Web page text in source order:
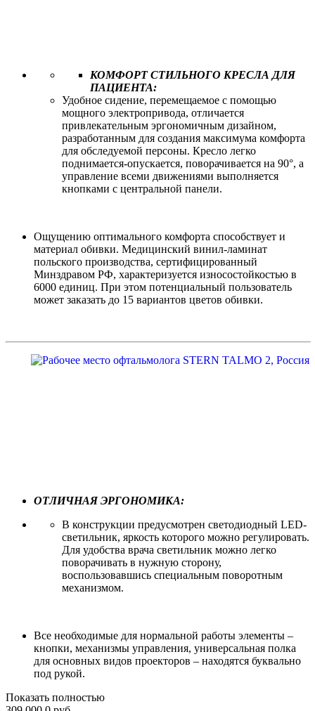
КОМФОРТ СТИЛЬНОГО КРЕСЛА ДЛЯ
ПАЦИЕНТА:
Удобное сидение, перемещаемое с помощью
мощного электропривода, отличается
привлекательным эргономичным дизайном,
разработанным для создания максимума комфорта
для обследуемой персоны. Кресло легко
поднимается-опускается, поворачивается на 90°, а
управление всеми движениями выполняется
кнопками с центральной панели.
Ощущению оптимального комфорта способствует и
материал обивки. Медицинский винил-ламинат
польского производства, сертифицированный
Минздравом РФ, характеризуется износостойкостью в
6000 единиц. При этом потенциальный пользователь
может заказать до 15 вариантов цветов обивки.
ОТЛИЧНАЯ ЭРГОНОМИКА:
В конструкции предусмотрен светодиодный LED-
светильник, яркость которого можно регулировать.
Для удобства врача светильник можно легко
поворачивать в нужную сторону,
воспользовавшись специальным поворотным
механизмом.
Все необходимые для нормальной работы элементы –
кнопки, механизмы управления, универсальная полка
для основных видов проекторов – находятся буквально
под рукой.
Показать полностью